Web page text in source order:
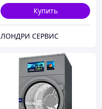
Купить
ЛОНДРИ СЕРВИС